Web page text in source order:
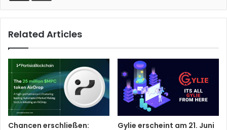
Related Articles
Chancen erschließen:
Gylie erscheint am 21. Juni